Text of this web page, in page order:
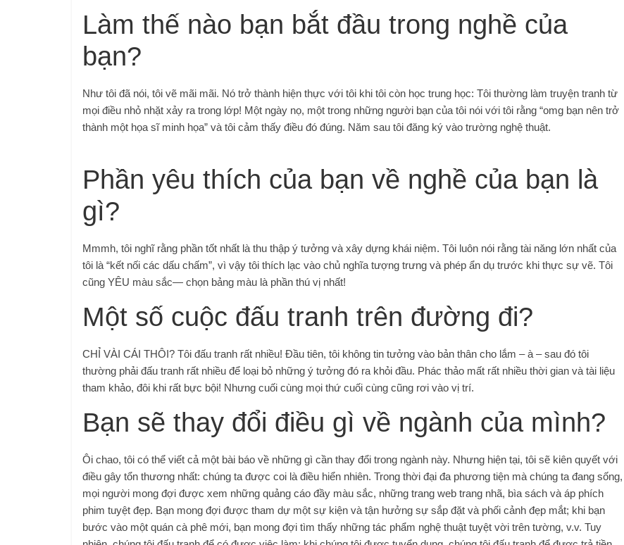
Làm thế nào bạn bắt đầu trong nghề của
bạn?
Như tôi đã nói, tôi vẽ mãi mãi. Nó trở thành hiện thực với tôi khi tôi còn học trung học: Tôi thường làm truyện tranh từ
mọi điều nhỏ nhặt xảy ra trong lớp! Một ngày nọ, một trong những người bạn của tôi nói với tôi rằng “omg bạn nên trở
thành một họa sĩ minh họa” và tôi cảm thấy điều đó đúng. Năm sau tôi đăng ký vào trường nghệ thuật.
Phần yêu thích của bạn về nghề của bạn là
gì?
Mmmh, tôi nghĩ rằng phần tốt nhất là thu thập ý tưởng và xây dựng khái niệm. Tôi luôn nói rằng tài năng lớn nhất của
tôi là “kết nối các dấu chấm”, vì vậy tôi thích lạc vào chủ nghĩa tượng trưng và phép ẩn dụ trước khi thực sự vẽ. Tôi
cũng YÊU màu sắc— chọn bảng màu là phần thú vị nhất!
Một số cuộc đấu tranh trên đường đi?
CHỈ VÀI CÁI THÔI? Tôi đấu tranh rất nhiều! Đầu tiên, tôi không tin tưởng vào bản thân cho lắm – à – sau đó tôi
thường phải đấu tranh rất nhiều để loại bỏ những ý tưởng đó ra khỏi đầu. Phác thảo mất rất nhiều thời gian và tài liệu
tham khảo, đôi khi rất bực bội! Nhưng cuối cùng mọi thứ cuối cùng cũng rơi vào vị trí.
Bạn sẽ thay đổi điều gì về ngành của mình?
Ôi chao, tôi có thể viết cả một bài báo về những gì cần thay đổi trong ngành này. Nhưng hiện tại, tôi sẽ kiên quyết với
điều gây tổn thương nhất: chúng ta được coi là điều hiển nhiên. Trong thời đại đa phương tiện mà chúng ta đang sống,
mọi người mong đợi được xem những quảng cáo đầy màu sắc, những trang web trang nhã, bìa sách và áp phích
phim tuyệt đẹp. Bạn mong đợi được tham dự một sự kiện và tận hưởng sự sắp đặt và phối cảnh đẹp mắt; khi bạn
bước vào một quán cà phê mới, bạn mong đợi tìm thấy những tác phẩm nghệ thuật tuyệt vời trên tường, v.v. Tuy